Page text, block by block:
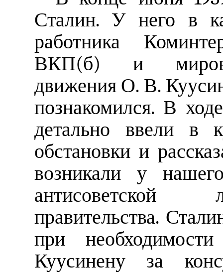
Сталин. У него в
работника
ВКП(б) и
движения О. В.
познакомился. В
детально ввели в
обстановки и
возникали у
антисоветской
правительства.
при
Куусинену за